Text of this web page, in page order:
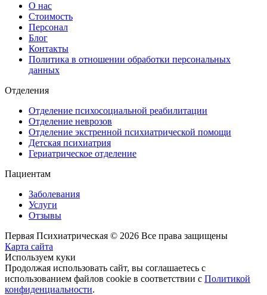
О нас
Стоимость
Персонал
Блог
Контакты
Политика в отношении обработки персональных
данных
Отделения
Отделение психосоциальной реабилитации
Отделение неврозов
Отделение экстренной психиатрической помощи
Детская психиатрия
Гериатрическое отделение
Пациентам
Заболевания
Услуги
Отзывы
Первая Психиатрическая © 2026 Все права защищены
Карта сайта
Используем куки
Продолжая использовать сайт, вы соглашаетесь с
использованием файлов cookie в соответствии с Политикой
конфиденциальности.